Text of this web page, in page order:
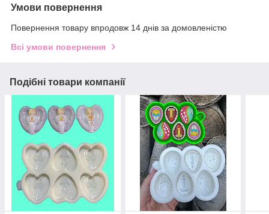
Умови повернення
Повернення товару впродовж 14 днів за домовленістю
Всі умови повернення
Подібні товари компанії